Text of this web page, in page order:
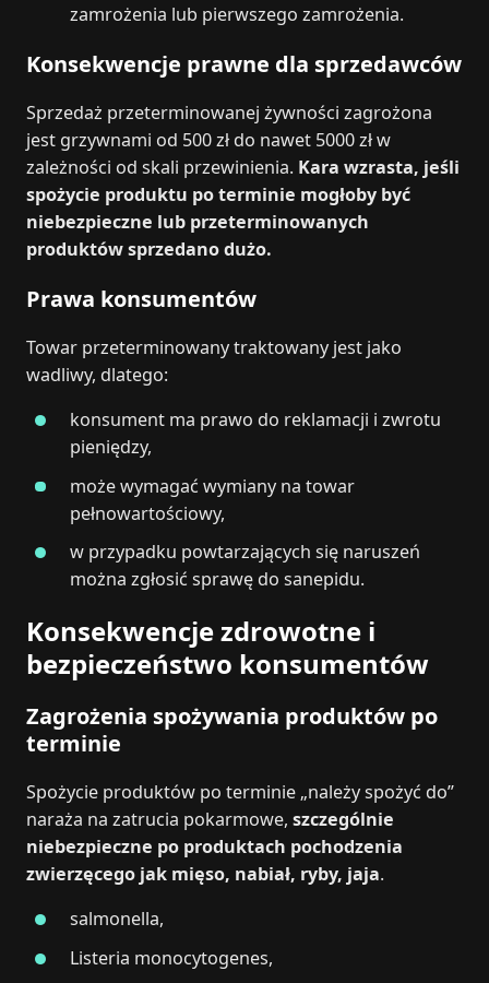
zamrożenia lub pierwszego zamrożenia.
Konsekwencje prawne dla sprzedawców
Sprzedaż przeterminowanej żywności zagrożona
jest grzywnami od 500 zł do nawet 5000 zł w
zależności od skali przewinienia. Kara wzrasta, jeśli
spożycie produktu po terminie mogłoby być
niebezpieczne lub przeterminowanych
produktów sprzedano dużo.
Prawa konsumentów
Towar przeterminowany traktowany jest jako
wadliwy, dlatego:
konsument ma prawo do reklamacji i zwrotu
pieniędzy,
może wymagać wymiany na towar
pełnowartościowy,
w przypadku powtarzających się naruszeń
można zgłosić sprawę do sanepidu.
Konsekwencje zdrowotne i
bezpieczeństwo konsumentów
Zagrożenia spożywania produktów po
terminie
Spożycie produktów po terminie „należy spożyć do”
naraża na zatrucia pokarmowe, szczególnie
niebezpieczne po produktach pochodzenia
zwierzęcego jak mięso, nabiał, ryby, jaja.
salmonella,
Listeria monocytogenes,